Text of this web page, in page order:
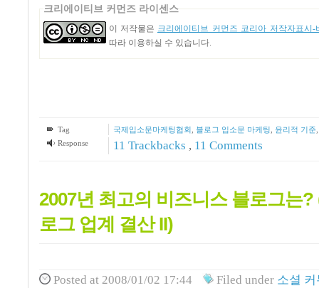
크리에이티브 커먼즈 라이센스
이 저작물은 크리에이티브 커먼즈 코리아 저작자표시
따라 이용하실 수 있습니다.
Tag 국제입소문마케팅협회 블로그 입소문 마케팅 윤리적 기준
Response
11 Trackbacks , 11 Comments
2007년 최고의 비즈니스 블로그는
로그 업계 결산 II)
Posted at 2008/01/02 17:44 Filed under 소셜